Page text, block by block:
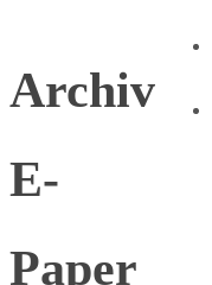
Archiv
E-
Paper